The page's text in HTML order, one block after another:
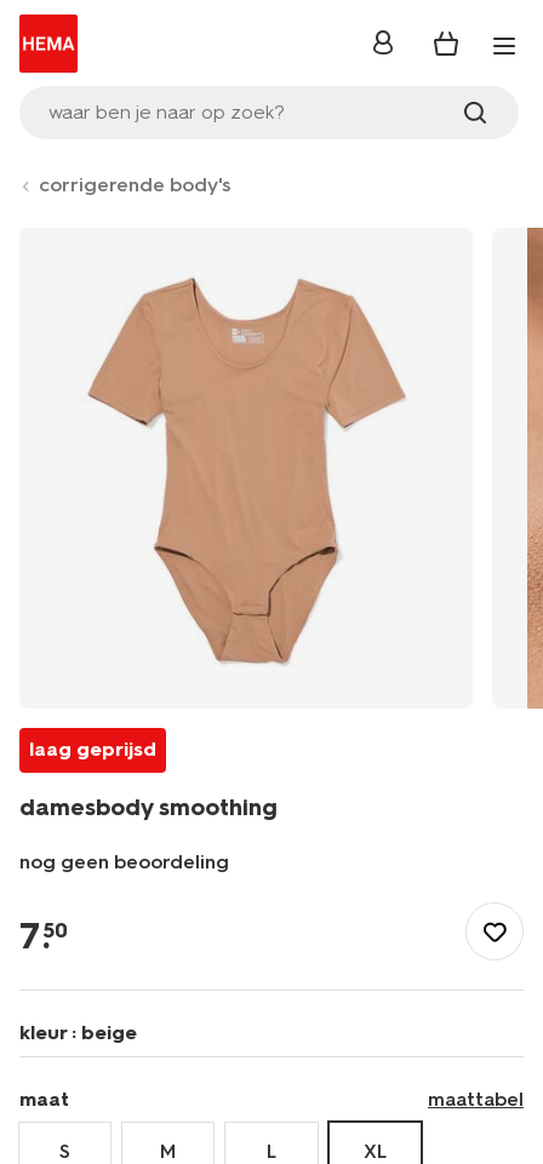
waar ben je naar op zoek?
inloggen
corrigerende body's
laag geprijsd
damesbody smoothing
nog geen beoordeling
ondergoed/body/damesbody-
smoothing-
7.
50
kleur : beige
maat maattabel
S M L XL